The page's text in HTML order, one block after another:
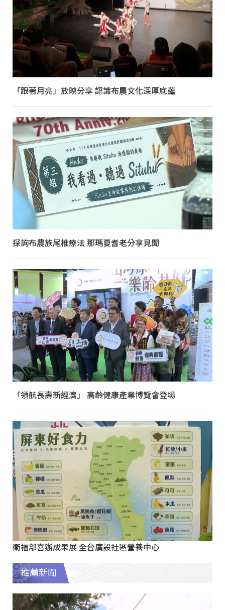
「跟著月亮」放映分享 認識布農文化深厚底蘊
探詢布農族尾椎療法 那瑪夏耆老分享見聞
「領航長壽新經濟」 高齡健康產業博覽會登場
衛福部喜辦成果展 全台廣設社區營養中心
推薦新聞